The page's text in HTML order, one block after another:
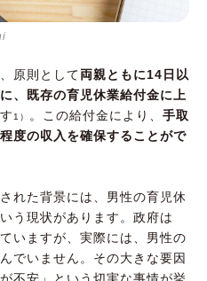
原則として両親ともに14日以
、既存の育児休業給付金に上
1） 。この給付金により、 手取
度の収入を確保することがで
れた背景には、男性の育児休
う現状があります。政府は
いますが、実際には、男性の
でいません。その大きな要因
不安」という切実な事情が挙